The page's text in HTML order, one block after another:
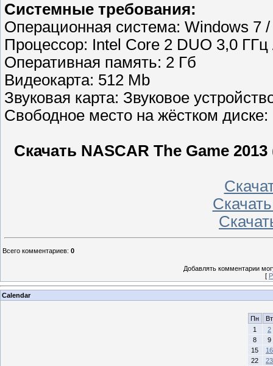
Системные требования:
Операционная система: Windows 7
Процессор: Intel Core 2 DUO 3,0
Оперативная память: 2 Гб
Видеокарта: 512 Mb
Звуковая карта: Звуковое
Свободное место на жёстком диске:
Скачать NASCAR The Game
Всего комментариев: 0
Добавлять комментарии
[
Calendar
Пн
Вт
1
2
8
9
15
16
22
23